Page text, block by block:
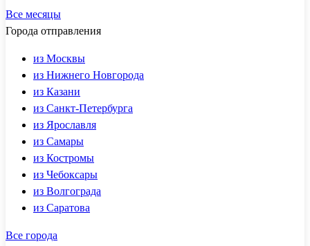
Все месяцы
Города отправления
из Москвы
из Нижнего Новгорода
из Казани
из Санкт-Петербурга
из Ярославля
из Самары
из Костромы
из Чебоксары
из Волгограда
из Саратова
Все города